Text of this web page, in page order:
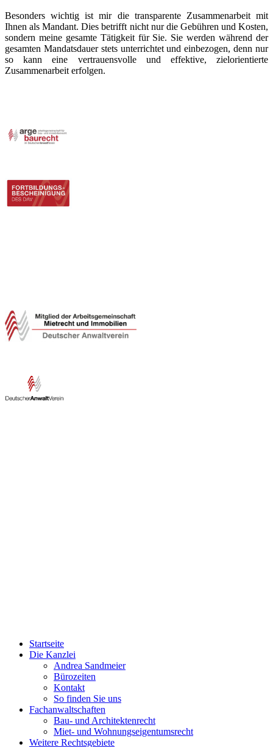
Besonders wichtig ist mir die transparente Zusammenarbeit mit
Ihnen als Mandant. Dies betrifft nicht nur die Gebühren und Kosten,
sondern meine gesamte Tätigkeit für Sie. Sie werden während der
gesamten Mandatsdauer stets unterrichtet und einbezogen, denn nur
so kann eine vertrauensvolle und effektive, zielorientierte
Zusammenarbeit erfolgen.
Startseite
Die Kanzlei
Andrea Sandmeier
Bürozeiten
Kontakt
So finden Sie uns
Fachanwaltschaften
Bau- und Architektenrecht
Miet- und Wohnungseigentumsrecht
Weitere Rechtsgebiete